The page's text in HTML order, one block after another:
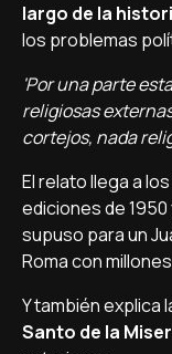
largo de la
los problemas
'Por una parte
religiosas
cortejos, nada
El relato llega a
ediciones de
supuso para un
Roma con
Y también explica
Santo de la